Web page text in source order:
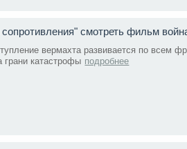
смотреть фильм
вермахта развивается по всем
грани катастрофы подробнее